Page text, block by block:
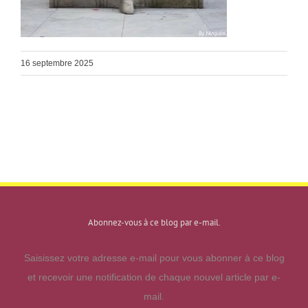
16 septembre 2025
Abonnez-vous à ce blog par e-mail.
Saisissez votre adresse e-mail pour vous abonner à ce blog
et recevoir une notification de chaque nouvel article par e-
mail.